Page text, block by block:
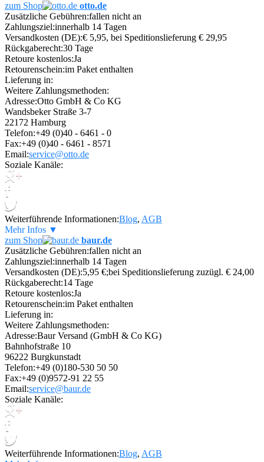
zum Shop
otto.de
Zusätzliche Gebühren:fallen nicht an
Zahlungsziel:innerhalb 14 Tagen
Versandkosten (DE):€ 5,95, bei Speditionslieferung € 29,95
Rückgaberecht:30 Tage
Retoure kostenlos:Ja
Retourenschein:im Paket enthalten
Lieferung in:
Weitere Zahlungsmethoden:
Adresse:Otto GmbH & Co KG
Wandsbeker Straße 3-7
22172 Hamburg
Telefon:+49 (0)40 - 6461 - 0
Fax:+49 (0)40 - 6461 - 8571
Email:service@otto.de
Soziale Kanäle:
Weiterführende Informationen:Blog, AGB
Mehr Infos ▼
zum Shop
baur.de
Zusätzliche Gebühren:fallen nicht an
Zahlungsziel:innerhalb 14 Tagen
Versandkosten (DE):5,95 €;bei Speditionslieferung zuzügl. € 24,00
Rückgaberecht:14 Tage
Retoure kostenlos:Ja
Retourenschein:im Paket enthalten
Lieferung in:
Weitere Zahlungsmethoden:
Adresse:Baur Versand (GmbH & Co KG)
Bahnhofstraße 10
96222 Burgkunstadt
Telefon:+49 (0)180-530 50 50
Fax:+49 (0)9572-91 22 55
Email:service@baur.de
Soziale Kanäle:
Weiterführende Informationen:Blog, AGB